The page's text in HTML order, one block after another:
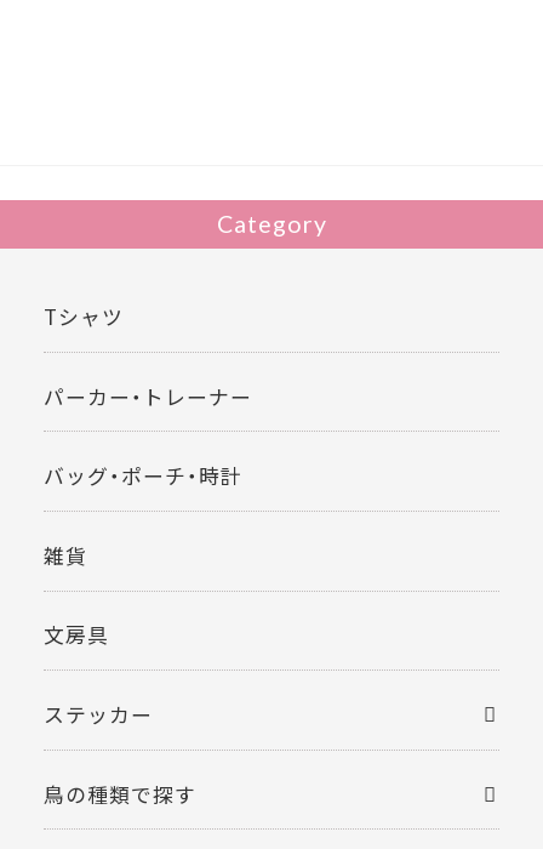
Category
Tシャツ
パーカー・トレーナー
バッグ・ポーチ・時計
雑貨
文房具
ステッカー
鳥の種類で探す